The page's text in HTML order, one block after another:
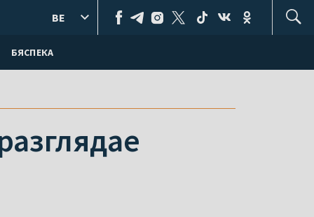
БЯСПЕКА
BE